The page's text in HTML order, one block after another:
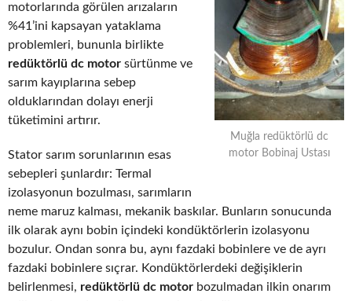
Muğla redüktörlü dc
motor Bobinaj Ustası
motorlarında görülen arızaların
%41’ini kapsayan yataklama
problemleri, bununla birlikte
redüktörlü dc motor sürtünme ve
sarım kayıplarına sebep
olduklarından dolayı enerji
tüketimini artırır.
Stator sarım sorunlarının esas
sebepleri şunlardır: Termal
izolasyonun bozulması, sarımların
neme maruz kalması, mekanik baskılar. Bunların sonucunda
ilk olarak aynı bobin içindeki kondüktörlerin izolasyonu
bozulur. Ondan sonra bu, aynı fazdaki bobinlere ve de ayrı
fazdaki bobinlere sıçrar. Kondüktörlerdeki değişiklerin
belirlenmesi, redüktörlü dc motor bozulmadan ilkin onarım